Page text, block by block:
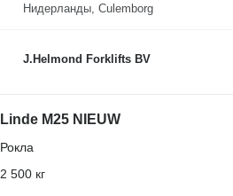
Нидерланды, Culemborg
J.Helmond Forklifts BV
Linde M25 NIEUW
Рокла
2 500 кг